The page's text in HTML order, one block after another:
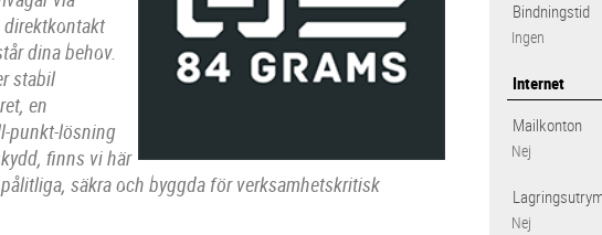
dina behov.
stabil
en
punkt-lösning
finns vi här
säkra och byggda för verksamhetskritisk
Bindningstid
Ingen
Internet
Mailkonton
Nej
Nej